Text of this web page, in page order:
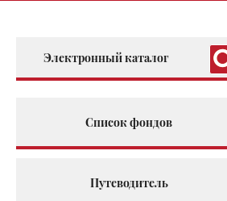
Электронный каталог
Список фондов
Путеводитель